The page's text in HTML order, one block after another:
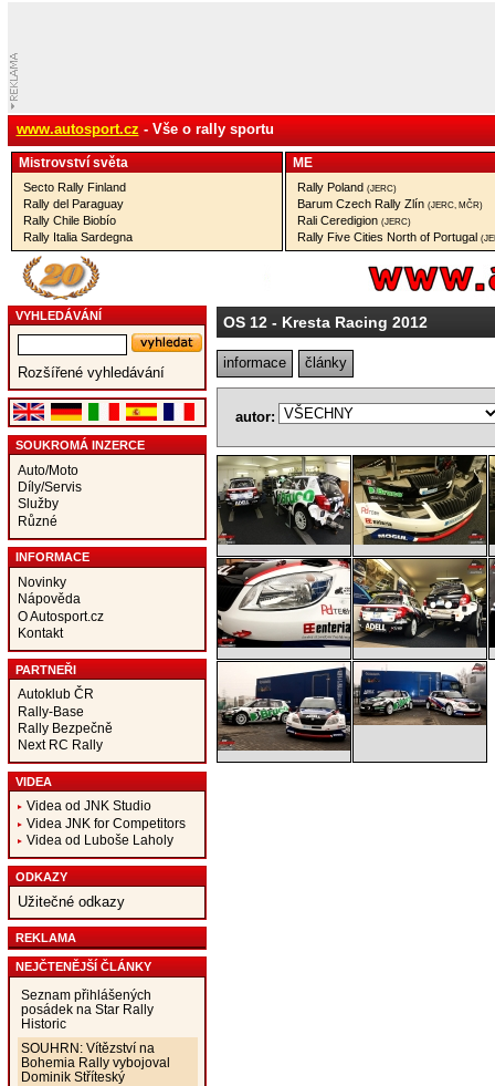
www.autosport.cz - Vše o rally sportu
Mistrovství­ světa
Secto Rally Finland
Rally del Paraguay
Rally Chile Biobío
Rally Italia Sardegna
ME
Rally Poland (JERC)
Barum Czech Rally Zlín (JERC, MČR)
Rali Ceredigion (JERC)
Rally Five Cities North of Portugal
VYHLEDÁVÁNÍ
Rozšířené vyhledávání
SOUKROMÁ INZERCE
Auto/Moto
Díly/Servis
Služby
Různé
INFORMACE
Novinky
Nápověda
O Autosport.cz
Kontakt
PARTNEŘI
Autoklub ČR
Rally-Base
Rally Bezpečně
Next RC Rally
VIDEA
Videa od JNK Studio
Videa JNK for Competitors
Videa od Luboše Laholy
ODKAZY
Užitečné odkazy
REKLAMA
NEJČTENĚJŠÍ ČLÁNKY
Seznam přihlášených
posádek na Star Rally
Historic
SOUHRN: Vítězství na
Bohemia Rally vybojoval
Dominik Stříteský
OS 12- Kresta Racing 2012
informace články
autor: